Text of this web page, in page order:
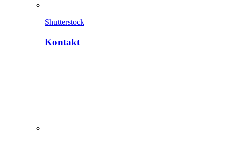
Shutterstock
Kontakt